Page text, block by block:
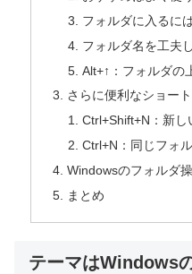
フォルダに入るに
フォルダ名を工夫
Alt+↑：フォルダの
さらに便利なショー
Ctrl+Shift+N：新し
Ctrl+N：同じフォ
Windowsのフォルダ
まとめ
テーマはWindows